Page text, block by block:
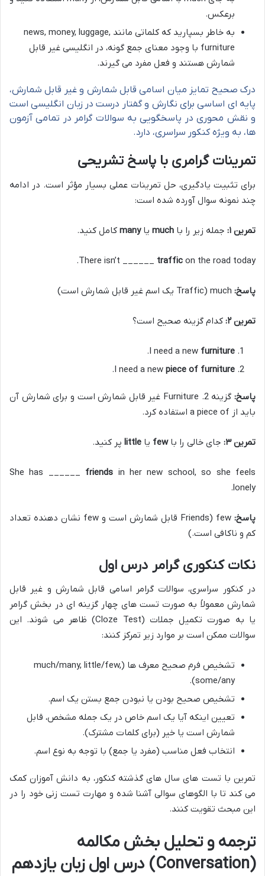
برعکس.
به خاطر بسپارید که کلماتی مانند news, money, luggage,
furniture با وجود معنای جمع گونه، در انگلیسی غیر قابل
شمارش هستند و فعل مفرد می گیرند.
درک صحیح تمایز میان اسامی قابل شمارش و غیر قابل شمارش،
پایه ای اساسی برای نگارش و گفتار درست در زبان انگلیسی است
و نقش محوری در پاسخگویی به سوالات گرامر در تمامی آزمون
ها، به ویژه کنکور سراسری، دارد.
تمرینات گرامری با پاسخ تشریحی
برای تثبیت یادگیری، حل تمرینات عملی بسیار مؤثر است. در ادامه
چند نمونه سوال آورده شده است:
تمرین ۱: جمله زیر را با much یاmany کامل کنید.
There isn’t ______ traffic on the road today.
پاسخ:
تمرین ۲: کدام گزینه صحیح است؟
I need a new furniture
.
I need a new piece of furniture
.
پاسخ:
گزینه 2. Furniture غیر قابل شمارش است و برای شمارش آن
باید از a piece of استفاده کرد.
تمرین ۳: جای خالی را باfew یا little پر کنید.
She has ______ friends in her new school, so she feels
lonely.
پاسخ:
few (Friends قابل شمارش است و few نشان دهنده تعداد
کم و ناکافی است.)
نکات کنکوری گرامر درس اول
در کنکور سراسری، سوالات گرامر اسامی قابل شمارش و غیر قابل
شمارش معمولاً به صورت تست های چهار گزینه ای در بخش گرامر
یا به صورت تکمیل جملات (Cloze Test) ظاهر می شوند. این
سوالات ممکن است بر موارد زیر تمرکز کنند:
تشخیص فرم صحیح معرف ها (much/many, little/few,
some/any).
تشخیص صحیح بودن یا نبودن جمع بستن یک اسم.
تعیین اینکه آیا یک اسم خاص در یک جمله مشخص، قابل
شمارش است یا خیر (برای کلمات مشترک).
انتخاب فعل مناسب (مفرد یا جمع) با توجه به نوع اسم.
تمرین با تست های سال های گذشته کنکور، به دانش آموزان کمک
می کند تا با الگوهای سوالی آشنا شده و مهارت تست زنی خود را در
این مبحث تقویت کنند.
ترجمه و تحلیل بخش مکالمه
(Conversation) درس اول زبان یازدهم